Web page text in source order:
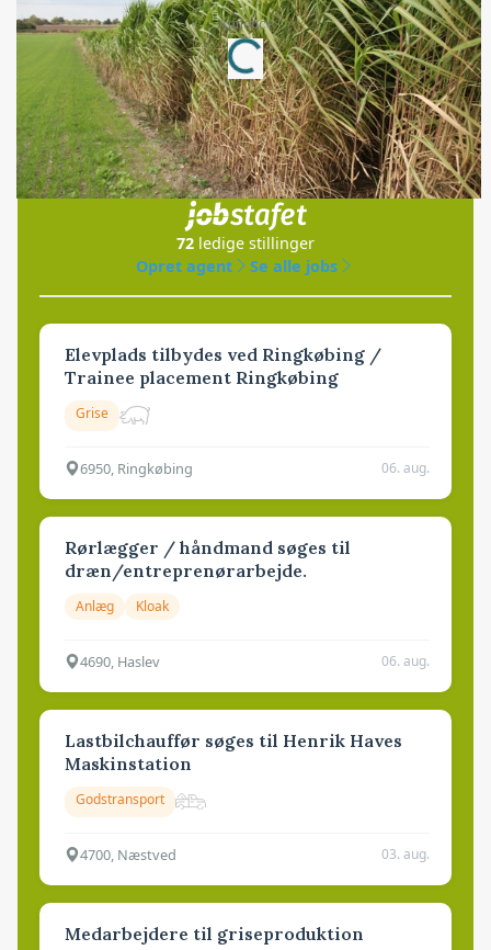
Annonce
Loading...
Jobs
i samarbejde med
72 ledige stillinger
Opret agent
Se alle jobs
Elevplads tilbydes ved Ringkøbing /
Trainee placement Ringkøbing
Grise
6950, Ringkøbing 06. aug.
Rørlægger / håndmand søges til
dræn/entreprenørarbejde.
Anlæg Kloak
4690, Haslev 06. aug.
Lastbilchauffør søges til Henrik Haves
Maskinstation
Godstransport
4700, Næstved 03. aug.
Medarbejdere til griseproduktion